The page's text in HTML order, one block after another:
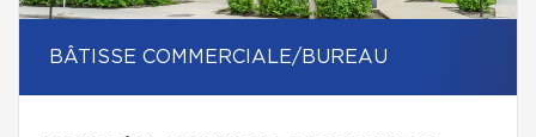
BÂTISSE COMMERCIALE/BUREAU